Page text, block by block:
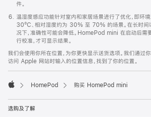
件。
温湿度感应功能针对室内和家居场景进行了优化，即环
30ºC、相对湿度约为 30% 至 70% 的场景。在长时间
况下，准确性可能会降低。HomePod mini 在启动后需
行校准，才可显示结果。
我们会使用你所在位置，为你更快显示送货选项。我们通过
访问 Apple 网站时输入的位置信息，找到了你的位置。
HomePod 购买 HomePod mini
选购及了解